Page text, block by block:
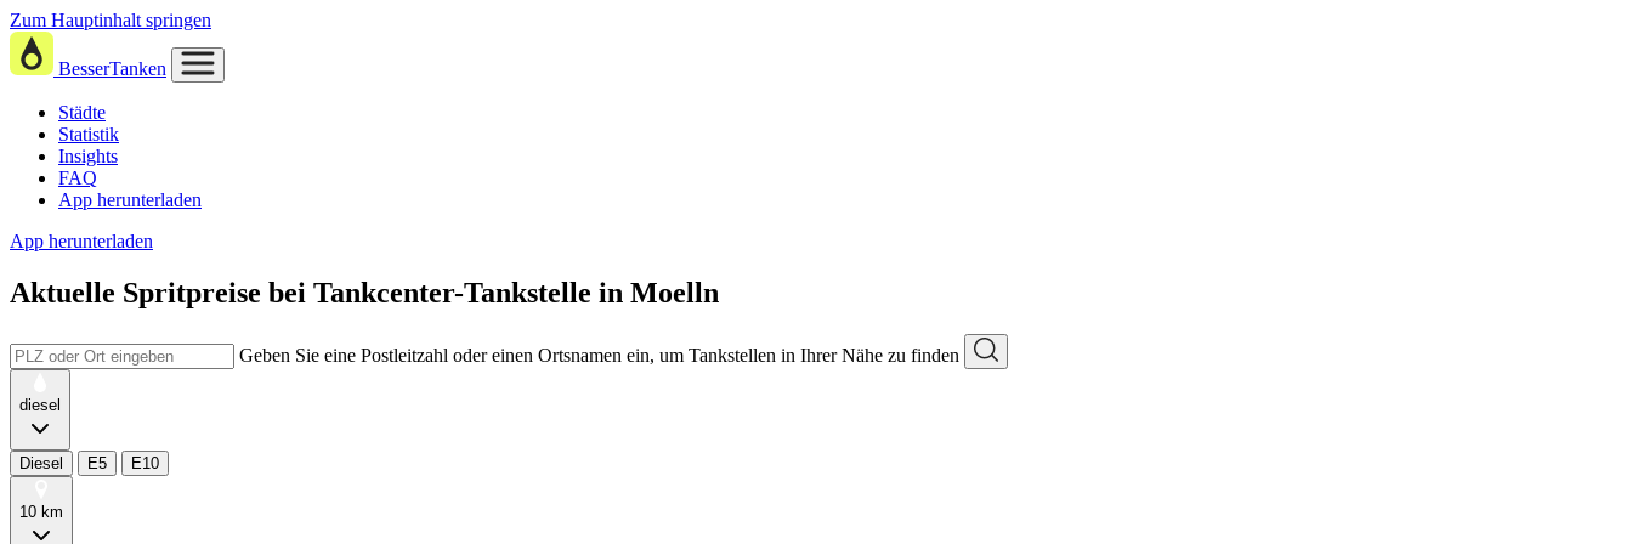
Zum Hauptinhalt springen
BesserTanken
Städte
Statistik
Insights
FAQ
App herunterladen
App herunterladen
Aktuelle Spritpreise bei Tankcenter-Tankstelle in Moelln
Geben Sie eine Postleitzahl oder einen Ortsnamen ein, um Tankstellen in Ihrer Nähe zu finden
diesel
Diesel E5 E10
10 km